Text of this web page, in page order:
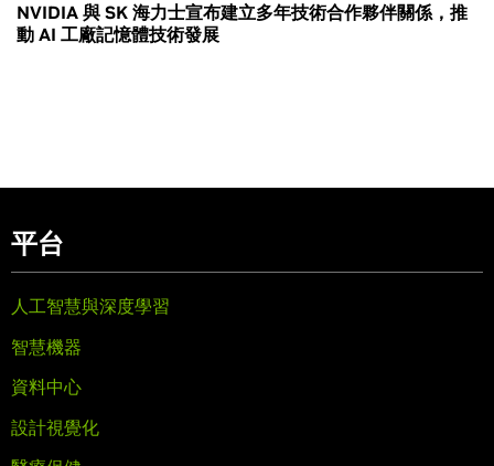
NVIDIA 與 SK 海力士宣布建立多年技術合作夥伴關係，推
動 AI 工廠記憶體技術發展
平台
人工智慧與深度學習
智慧機器
資料中心
設計視覺化